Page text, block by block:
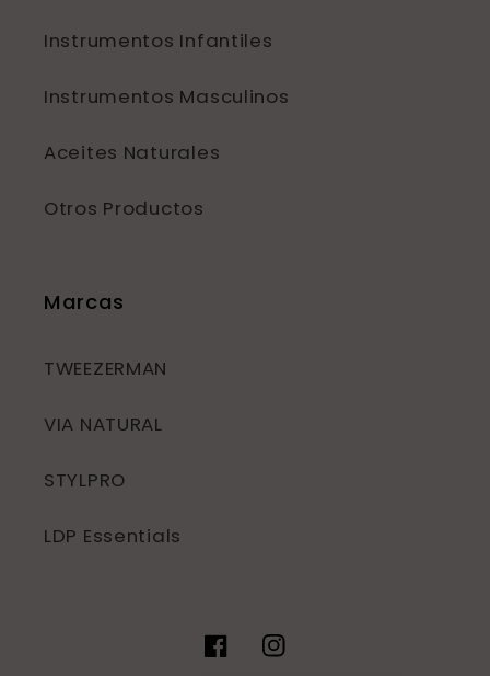
Instrumentos Infantiles
Instrumentos Masculinos
Aceites Naturales
Otros Productos
Marcas
TWEEZERMAN
VIA NATURAL
STYLPRO
LDP Essentials
FacebookInstagram